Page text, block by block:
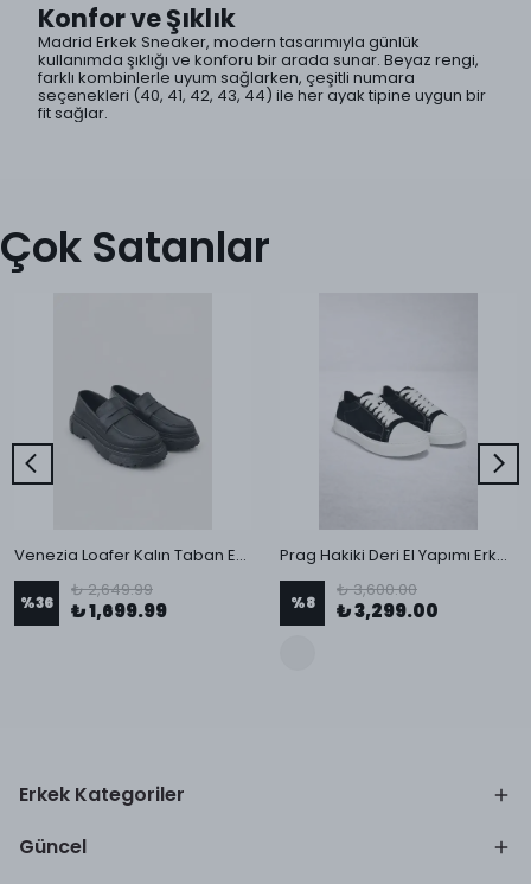
Konfor ve Şıklık
Madrid Erkek Sneaker, modern tasarımıyla günlük
kullanımda şıklığı ve konforu bir arada sunar. Beyaz rengi,
farklı kombinlerle uyum sağlarken, çeşitli numara
seçenekleri (40, 41, 42, 43, 44) ile her ayak tipine uygun bir
fit sağlar.
Çok Satanlar
Venezia Loafer Kalın Taban Erkek Ayakkabı
%36
₺ 2,649.99
₺ 1,699.99
Prag Hakiki Deri El Yapımı Erkek Ayakkabı
%8
₺ 3,600.00
₺ 3,299.00
Erkek Kategoriler
Güncel